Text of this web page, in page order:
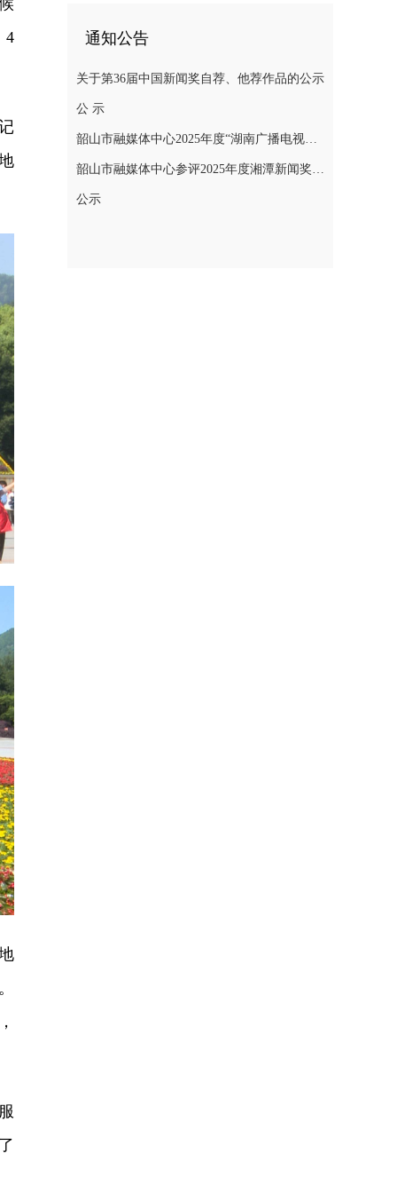
4
通知公告
关于第36届中国新闻奖自荐、他荐作品的公示
公 示
韶山市融媒体中心2025年度“湖南广播电视奖”县融专项奖参评作品公示
韶山市融媒体中心参评2025年度湘潭新闻奖评选作品公示
公示